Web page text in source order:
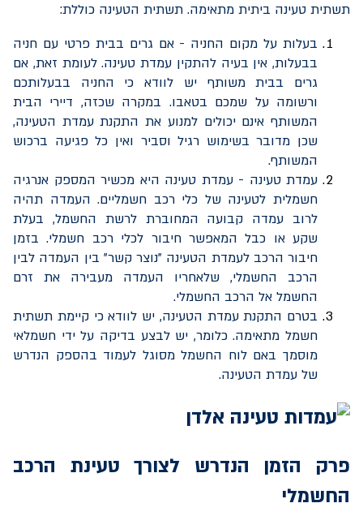
תשתית טעינה ביתית מתאימה. תשתית הטעינה כוללת:
בעלות על מקום החניה - אם גרים בבית פרטי עם חניה
בבעלות, אין בעיה להתקין עמדת טעינה. לעומת זאת, אם
גרים בבית משותף יש לוודא כי החניה בבעלותכם
ורשומה על שמכם בטאבו. במקרה שכזה, דיירי הבית
המשותף אינם יכולים למנוע את התקנת עמדת הטעינה,
שכן מדובר בשימוש רגיל וסביר ואין כל פגיעה ברכוש
המשותף.
עמדת טעינה - עמדת טעינה היא מכשיר המספק אנרגיה
חשמלית לטעינה של כלי רכב חשמליים. העמדה תהיה
לרוב עמדה קבועה המחוברת לרשת החשמל, בעלת
שקע או כבל המאפשר חיבור לכלי רכב חשמלי. בזמן
חיבור הרכב לעמדת הטעינה "נוצר קשר" בין העמדה לבין
הרכב החשמלי, שלאחריו העמדה מעבירה את זרם
החשמל אל הרכב החשמלי.
בטרם התקנת עמדת הטעינה, יש לוודא כי קיימת תשתית
חשמל מתאימה. כלומר, יש לבצע בדיקה על ידי חשמלאי
מוסמך באם לוח החשמל מסוגל לעמוד בהספק הנדרש
של עמדת הטעינה.
פרק הזמן הנדרש לצורך טעינת הרכב
החשמלי